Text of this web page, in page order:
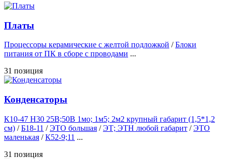
Платы
Процессоры керамические с желтой подложкой /Блоки
питания от ПК в сборе с проводами ...
31 позиция
Конденсаторы
К10-47 Н30 25В;50В 1мо; 1м5; 2м2 крупный габарит (1,5*1,2
см) /Б18-11 /ЭТО большая /ЭТ; ЭТН любой габарит /ЭТО
маленькая /К52-9;11 ...
31 позиция